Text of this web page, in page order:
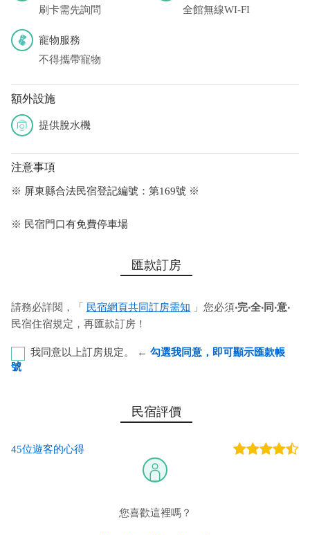
刷卡需先詢問
全館無線WI-FI
寵物服務
不得攜帶寵物
額外設施
提供脫水機
注意事項
※ 屏東縣合法民宿登記編號：第169號 ※
※ 民宿門口有免費停車場
匯款訂房
請務必詳閱，「 民宿網頁共同訂房需知 」您必須‧完‧全‧同‧意‧
民宿住宿規定，再匯款訂房！
我同意以上訂房規定。
← 勾選我同意，即可顯示匯款帳
號
電匯訂金：恆春農會本部 代號：620 戶名：龔益德 電匯
帳號：0004-2220-644211
您也可以利用這幾個常用的網路ATM匯款： [ 郵局ATM ]、 [彰銀
民宿評價
45位遊客的心得
您喜歡這裡嗎？